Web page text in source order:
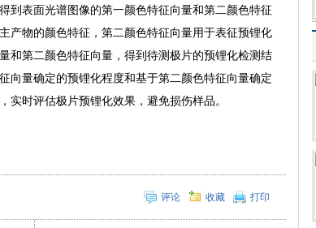
到表面光谱图像的第一颜色特征向量和第二颜色特征
产物的颜色特征，第二颜色特征向量用于表征预锂化
和第二颜色特征向量，得到待测极片的预锂化检测结
向量确定的预锂化程度和基于第二颜色特征向量确定
实时评估极片预锂化效果，避免损伤样品。
评论 收藏 打印